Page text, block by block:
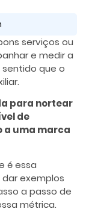
serviços ou
e medir a
que o
para nortear
de
a uma marca
é essa
exemplos
a passo de
métrica.